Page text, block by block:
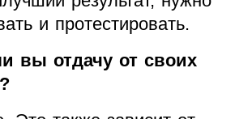
и протестировать.
вы отдачу от своих